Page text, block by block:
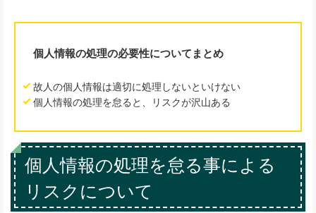
個人情報の処理の必要性についてまとめ
故人の個人情報は適切に処理しないといけない
個人情報の処理を怠ると、リスクが沢山ある
個人情報の処理を怠る事による
リスクについて